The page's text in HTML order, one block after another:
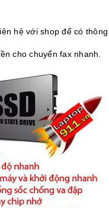
hệ với shop để có thông
cho chuyển fax nhanh.